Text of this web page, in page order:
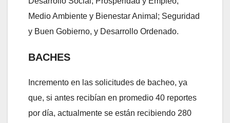
Medio Ambiente y Bienestar Animal; Seguridad
y Buen Gobierno, y Desarrollo Ordenado.
BACHES
Incremento en las solicitudes de bacheo, ya
que, si antes recibían en promedio 40 reportes
por día, actualmente se están recibiendo 280